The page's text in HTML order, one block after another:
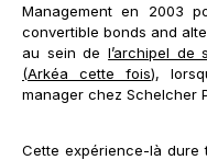
Management en 2003
convertible bonds and
au sein del’archipel de
(Arkéa cette fois),
manager chez Schelcher
Cette expérience-là dure